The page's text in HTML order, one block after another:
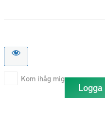
Kom ihåg mig